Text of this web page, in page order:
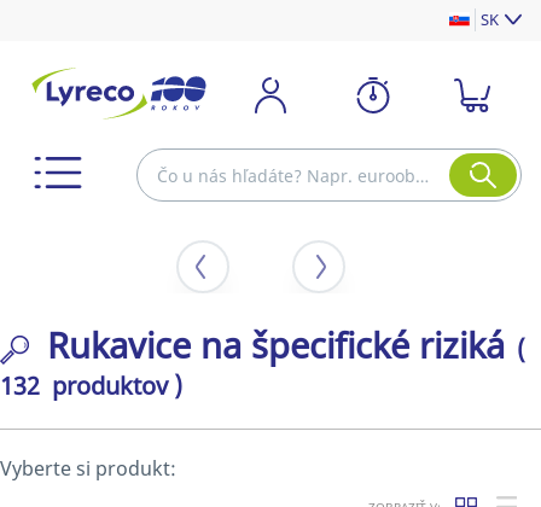
SK
Rukavice na špecifické riziká (
132 produktov )
Vyberte si produkt: